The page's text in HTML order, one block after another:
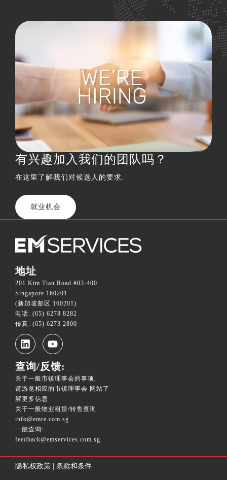
有兴趣加入我们的团队吗？
在这里了解我们对候选人的要求.
就业机会
地址
201 Kim Tian Road #03-400
Singapore 160201
(新加坡邮区 160201)
电话: (65) 6278 8282
传真: (65) 6273 2800
查询/反馈:
关于一般市镇理事会的事项,
请游览相应的市镇理事会 网站了
解更多信息
关于一般物业租赁/转售查询
info@emre.com.sg
一般查询:
feedback@emservices.com.sg
隐私权政策 | 条款和条件